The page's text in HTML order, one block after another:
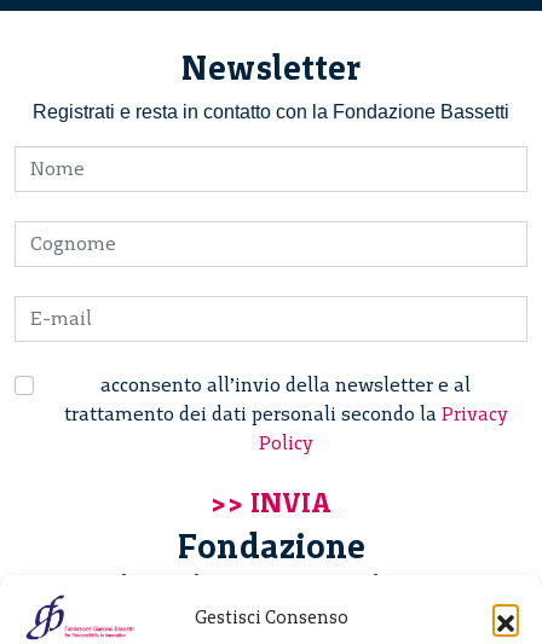
Gestisci Consenso
Newsletter
Registrati e resta in contatto con la Fondazione Bassetti
acconsento all’invio della newsletter e al
trattamento dei dati personali secondo la Privacy
Policy
Fondazione
Giannino Bassetti ETS